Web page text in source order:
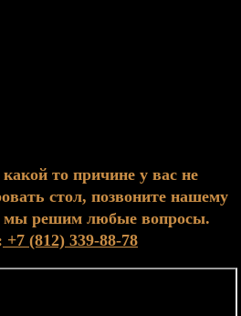
то причине у вас не
стол, позвоните нашему
мы решим любые вопросы.
+7 (812) 339-88-78